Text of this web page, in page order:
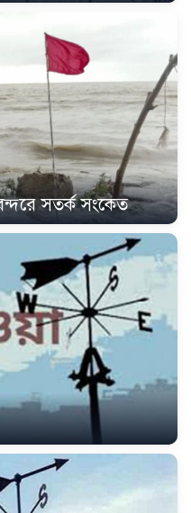
সতর্ক সংকেত